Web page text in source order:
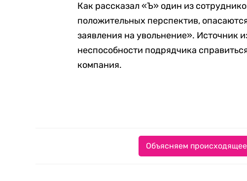
Как рассказал «Ъ» один из
положительных перспектив,
заявления на увольнение». Источник
неспособности подрядчика
компания.
Объясняем